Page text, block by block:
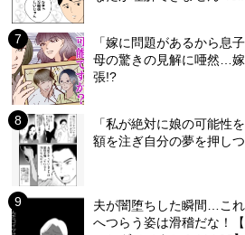
「嫁に問題があるから息
母の驚きの見解に唖然…
張!?
「私が絶対に娘の可能性
額を注ぎ自分の夢を押し
夫が闇堕ちした瞬間…こ
へつらう姿は滑稽だな！